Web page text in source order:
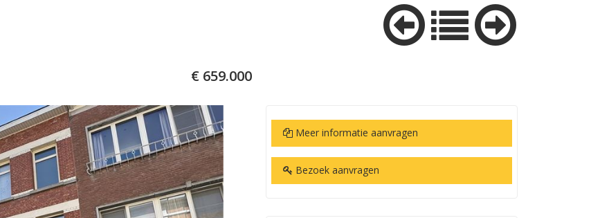
€ 659.000
Meer informatie aanvragen
Bezoek aanvragen